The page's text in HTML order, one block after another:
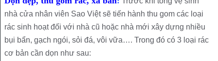
nhà cửa nhân viên Sao Việt sẽ tiến hành thu gom các loại
rác sinh hoạt đối với nhà cũ hoặc nhà mới xây dựng nhiều
bụi bẩn, gạch ngói, sỏi đá, vôi vữa…. Trong đó có 3 loại rác
cơ bản cần dọn như sau: